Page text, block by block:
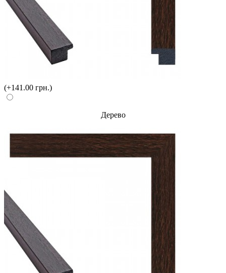
(+141.00 грн.)
Дерево